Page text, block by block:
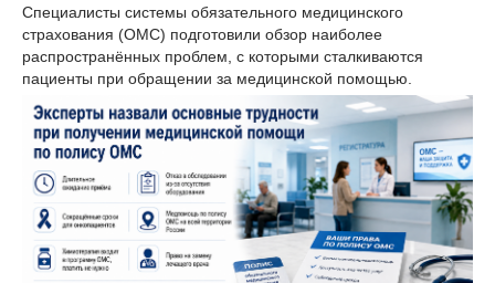
Специалисты системы обязательного медицинского
страхования (ОМС) подготовили обзор наиболее
распространённых проблем, с которыми сталкиваются
пациенты при обращении за медицинской помощью.